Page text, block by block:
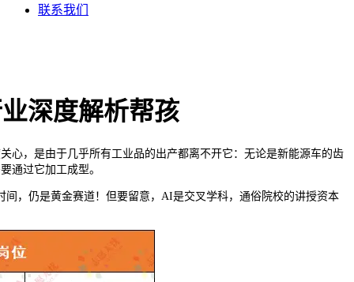
联系我们
深度解析帮孩
，是由于几乎所有工业品的出产都离不开它：无论是新能源车的齿
通过它加工成型。
仍是黄金赛道！但要留意，AI是交叉学科，通俗院校的讲授资本